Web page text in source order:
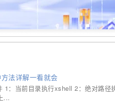
法详解一看就会
1：当前目录执行xshell 2：绝对路
...